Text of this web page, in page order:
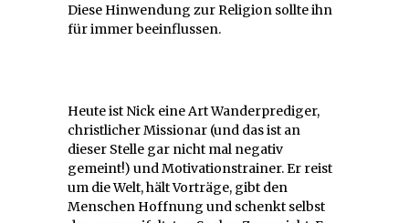
Diese Hinwendung zur Religion sollte ihn
für immer beeinflussen.
Heute ist Nick eine Art Wanderprediger,
christlicher Missionar (und das ist an
dieser Stelle gar nicht mal negativ
gemeint!) und Motivationstrainer. Er reist
um die Welt, hält Vorträge, gibt den
Menschen Hoffnung und schenkt selbst